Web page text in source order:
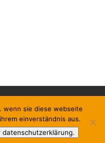
impressum
links
wenn sie diese webseite
einverständnis aus.
datenschutzerklärung.